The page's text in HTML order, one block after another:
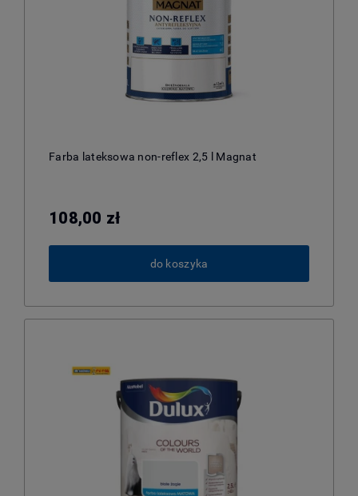
Farba lateksowa non-reflex 2,5 l Magnat
108,00 zł
do koszyka